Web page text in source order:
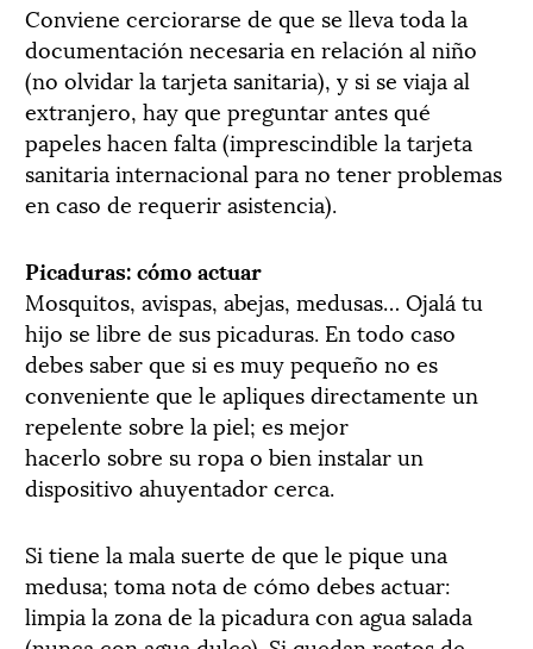
Conviene cerciorarse de que se lleva toda la
documentación necesaria en relación al niño
(no olvidar la tarjeta sanitaria), y si se viaja al
extranjero, hay que preguntar antes qué
papeles hacen falta (imprescindible la tarjeta
sanitaria internacional para no tener problemas
en caso de requerir asistencia).
Picaduras: cómo actuar
Mosquitos, avispas, abejas, medusas… Ojalá tu
hijo se libre de sus picaduras. En todo caso
debes saber que si es muy pequeño no es
conveniente que le apliques directamente un
repelente sobre la piel; es mejor
hacerlo sobre su ropa o bien instalar un
dispositivo ahuyentador cerca.
Si tiene la mala suerte de que le pique una
medusa; toma nota de cómo debes actuar:
limpia la zona de la picadura con agua salada